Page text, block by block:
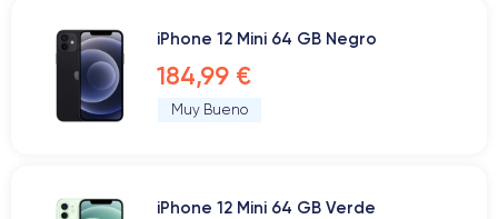
iPhone 12 Mini 64 GB Negro
184,99 €
Muy Bueno
iPhone 12 Mini 64 GB Verde